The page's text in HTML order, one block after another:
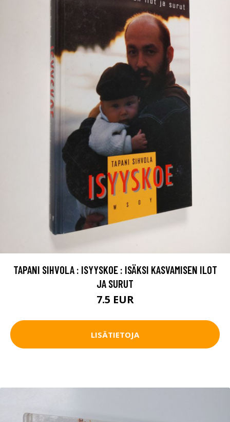
TAPANI SIHVOLA : ISYYSKOE : ISÄKSI KASVAMISEN ILOT
JA SURUT
7.5 EUR
LISÄTIETOJA